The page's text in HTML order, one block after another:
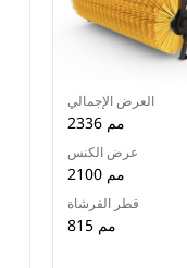
العرض الإجمالي
2336 مم
عرض الكنس
2100 مم
قطر الفرشاة
815 مم